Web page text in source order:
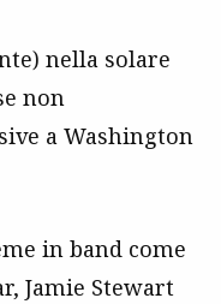
nella solare
non
a Washington
in band come
Jamie Stewart